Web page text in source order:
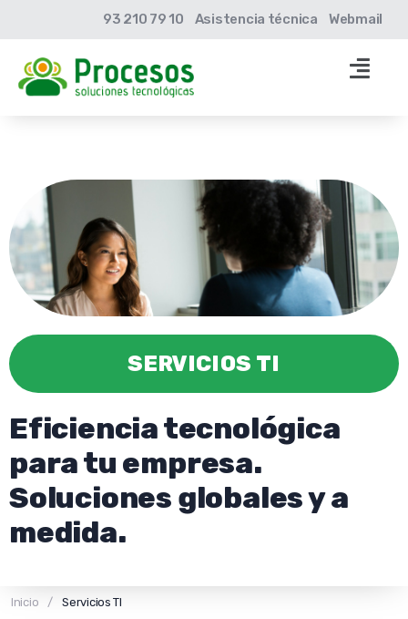
93 210 79 10 Asistencia técnica Webmail
SERVICIOS TI
Eficiencia tecnológica
para tu empresa.
Soluciones globales y a
medida.
Inicio / Servicios TI